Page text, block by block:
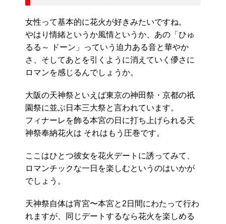
女性って基本的に花火が好きみたいですね。
やはり情緒というか風情というか、あの「ひゅ
るる～ ドーン」っていう迫力ある音と華やか
さ、そしてあとを引くように消えていく儚さに
ロマンを感じるんでしょうか。
大阪の天神祭といえば東京の神田祭・京都の祇
園祭に並ぶ日本三大祭と言われています。
フィナーレを飾る本宮の日に打ち上げられる天
神祭奉納花火は それはもう圧巻です。
ここはひとつ彼女を花火デートに誘ってみて、
ロマンチックな一日を楽しむというのはいかが
でしょう。
天神祭自体は宵宮〜本宮と2日間にわたって行わ
れますが、同じデートするなら花火を楽しめる